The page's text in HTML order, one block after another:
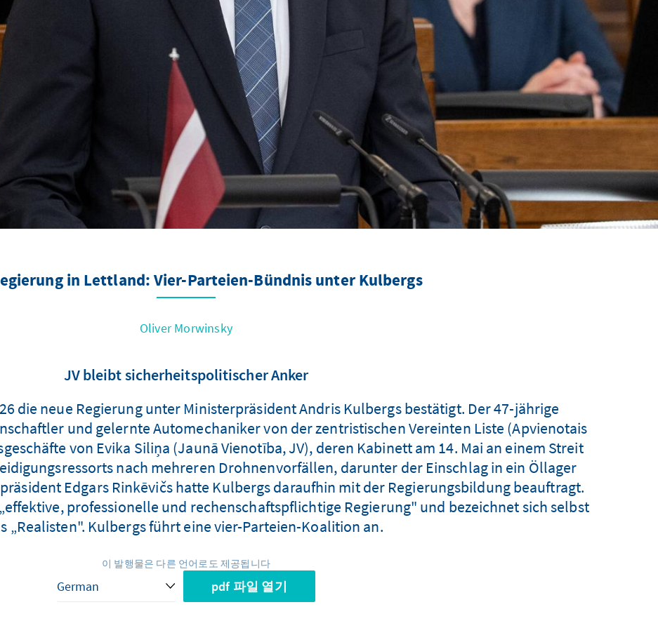
in Lettland: Vier-Parteien-Bündnis unter Kulbergs
Oliver Morwinsky
JV bleibt sicherheitspolitischer Anker
die neue Regierung unter Ministerpräsident Andris Kulbergs bestätigt. Der 47-jährige
und gelernte Automechaniker von der zentristischen Vereinten Liste (Apvienotais
von Evika Siliņa (Jaunā Vienotība, JV), deren Kabinett am 14. Mai an einem Streit
nach mehreren Drohnenvorfällen, darunter der Einschlag in ein Öllager
Edgars Rinkēvičs hatte Kulbergs daraufhin mit der Regierungsbildung beauftragt.
professionelle und rechenschaftspflichtige Regierung" und bezeichnet sich selbst
„Realisten". Kulbergs führt eine vier-Parteien-Koalition an.
이 발행물은 다른 언어로도 제공됩니다
pdf 파일 열기